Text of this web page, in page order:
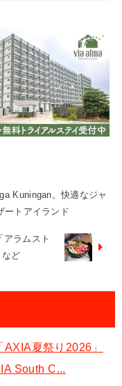
Kuningan。快適なジャ
ートアイランド
アラムスト
ど
AXIA夏祭り2026」
South C...